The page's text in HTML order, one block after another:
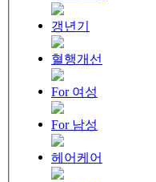
갱년기
혈행개선
For 여성
For 남성
헤어케어